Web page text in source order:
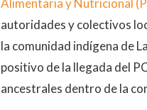
Alimentaria y Nutricional
autoridades y colectivos
la comunidad indígena de
positivo de la llegada del
ancestrales dentro de la